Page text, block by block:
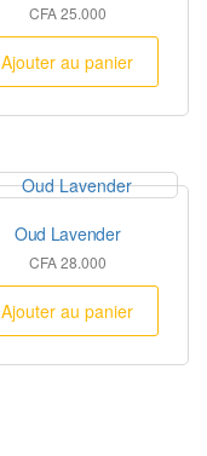
CFA25.000
Ajouter au panier
Oud Lavender
CFA28.000
Ajouter au panier